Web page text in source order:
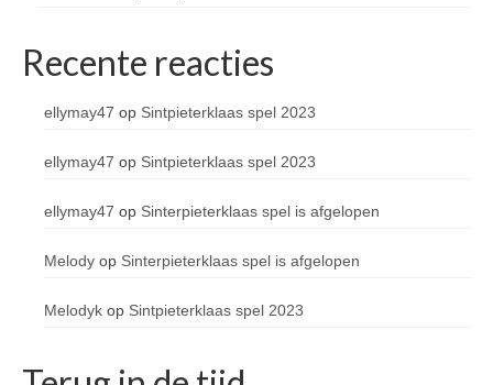
Recente reacties
ellymay47 op Sintpieterklaas spel 2023
ellymay47 op Sintpieterklaas spel 2023
ellymay47 op Sinterpieterklaas spel is afgelopen
Melody op Sinterpieterklaas spel is afgelopen
Melodyk op Sintpieterklaas spel 2023